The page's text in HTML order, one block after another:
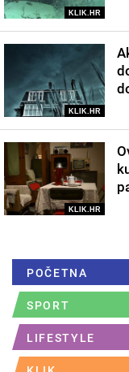
KLIK.HR
KLIK.HR
KLIK.HR
POČETNA
SPORT
LIFESTYLE